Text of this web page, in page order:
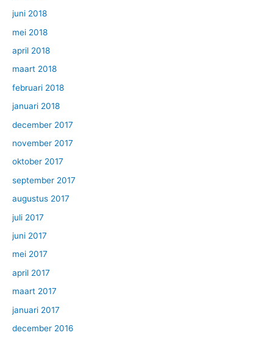
juni 2018
mei 2018
april 2018
maart 2018
februari 2018
januari 2018
december 2017
november 2017
oktober 2017
september 2017
augustus 2017
juli 2017
juni 2017
mei 2017
april 2017
maart 2017
januari 2017
december 2016